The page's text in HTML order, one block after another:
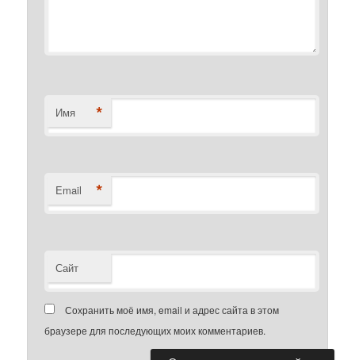
Имя *
Email *
Сайт
Сохранить моё имя, email и адрес сайта в этом
браузере для последующих моих комментариев.